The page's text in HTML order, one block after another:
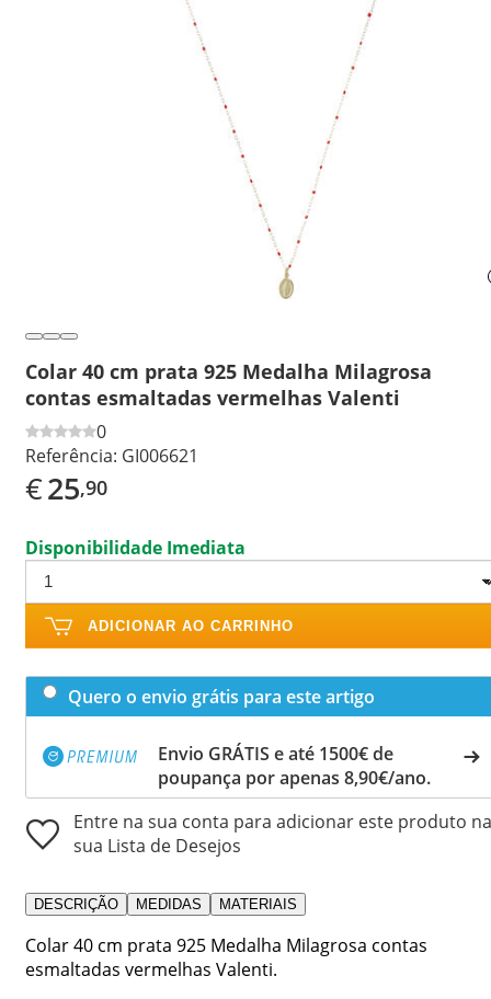
Colar 40 cm prata 925 Medalha Milagrosa
contas esmaltadas vermelhas Valenti
0
Referência: GI006621
€25,90
Disponibilidade Imediata
ADICIONAR AO CARRINHO
Quero o envio grátis para este artigo
Envio GRÁTIS e até 1500€ de
poupança por apenas 8,90€/ano.
Entre na sua conta para adicionar este produto na
sua Lista de Desejos
DESCRIÇÃO MEDIDAS MATERIAIS
Colar 40 cm prata 925 Medalha Milagrosa contas
esmaltadas vermelhas Valenti.